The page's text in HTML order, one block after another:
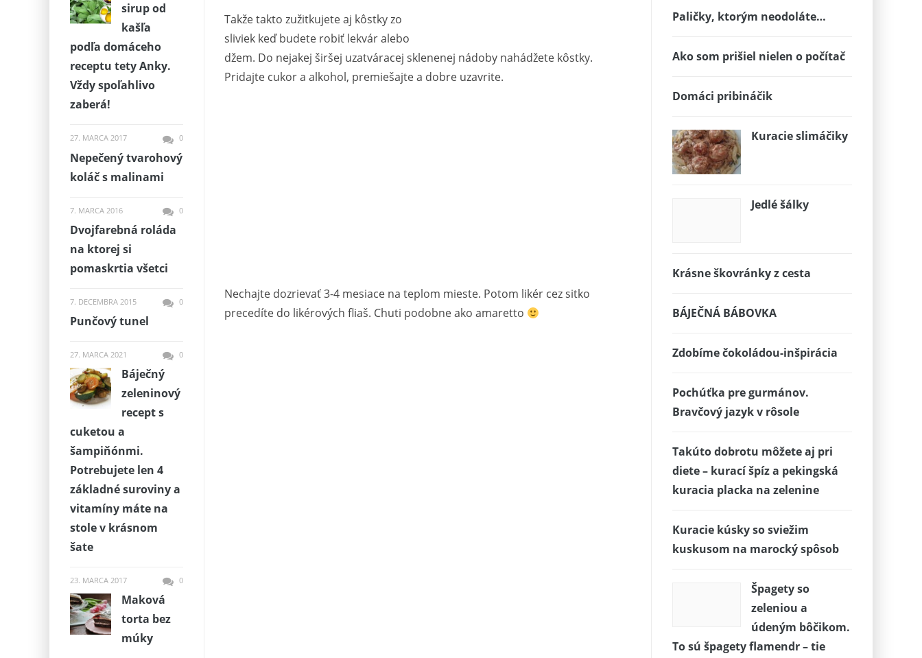
Takže takto zužitkujete aj kôstky zo
sliviek keď budete robiť lekvár alebo
džem. Do nejakej širšej uzatváracej sklenenej nádoby nahádžete kôstky.
Pridajte cukor a alkohol, premiešajte a dobre uzavrite.
Nechajte dozrievať 3-4 mesiace na teplom mieste. Potom likér cez sitko
precedíte do likérových fliaš. Chuti podobne ako amaretto
Paličky, ktorým neodoláte…
Ako som prišiel nielen o počítač
Domáci pribináčik
Kuracie slimáčiky
Jedlé šálky
Krásne škovránky z cesta
BÁJEČNÁ BÁBOVKA
Zdobíme čokoládou-inšpirácia
Pochúťka pre gurmánov.
Bravčový jazyk v rôsole
Takúto dobrotu môžete aj pri
diete – kurací špíz a pekingská
kuracia placka na zelenine
Kuracie kúsky so sviežim
kuskusom na marocký spôsob
Špagety so
zeleniou a
údeným bôčikom.
To sú špagety flamendr – tie
sirup od
kašľa
podľa domáceho
receptu tety Anky.
Vždy spoľahlivo
zaberá!
27. MARCA 2017 0
Nepečený tvarohový
koláč s malinami
7. MARCA 2016 0
Dvojfarebná roláda
na ktorej si
pomaskrtia všetci
7. DECEMBRA 2015 0
Punčový tunel
27. MARCA 2021 0
Báječný
zeleninový
recept s
cuketou a
šampiňónmi.
Potrebujete len 4
základné suroviny a
vitamíny máte na
stole v krásnom
šate
23. MARCA 2017 0
Maková
torta bez
múky